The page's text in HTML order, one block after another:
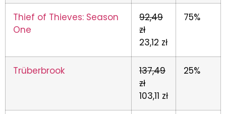
Thief of Thieves: Season
One
92,49
zł
23,12 zł
75%
Trüberbrook
137,49
zł
103,11 zł
25%